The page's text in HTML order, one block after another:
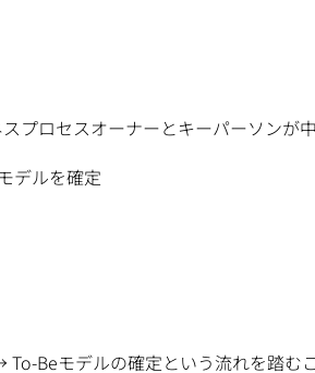
プロセスオーナーとキーパーソンが
デルを確定
Beモデルの確定という流れを踏む